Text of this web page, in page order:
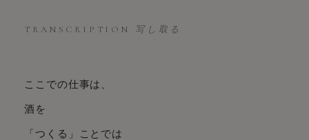
TRANSCRIPTION 写し取る
ここでの仕事は、
酒を
「つくる」ことでは